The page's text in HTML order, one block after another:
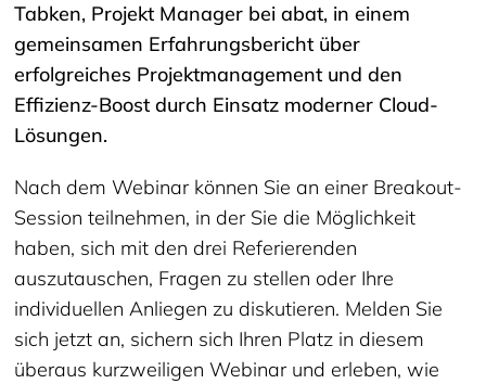
Tabken, Projekt Manager bei abat, in einem
gemeinsamen Erfahrungsbericht über
erfolgreiches Projektmanagement und den
Effizienz-Boost durch Einsatz moderner Cloud-
Lösungen.
Nach dem Webinar können Sie an einer Breakout-
Session teilnehmen, in der Sie die Möglichkeit
haben, sich mit den drei Referierenden
auszutauschen, Fragen zu stellen oder Ihre
individuellen Anliegen zu diskutieren. Melden Sie
sich jetzt an, sichern sich Ihren Platz in diesem
überaus kurzweiligen Webinar und erleben, wie